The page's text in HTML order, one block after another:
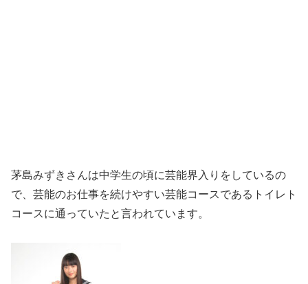
茅島みずきさんは中学生の頃に芸能界入りをしているの
で、芸能のお仕事を続けやすい芸能コースであるトイレト
コースに通っていたと言われています。